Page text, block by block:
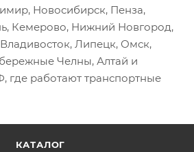
Новосибирск, Пенза,
Кемерово, Нижний Новгород,
Липецк, Омск,
Челны, Алтай и
где работают транспортные
КАТАЛОГ